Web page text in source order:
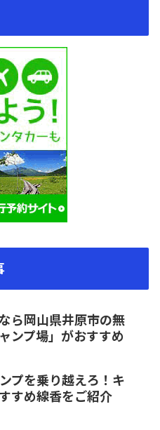
ら岡山県井原市の無
ンプ場」がおすすめ
プを乗り越えろ！キ
すめ線香をご紹介